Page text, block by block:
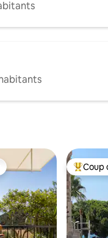
plus appréciés Coups
Coup